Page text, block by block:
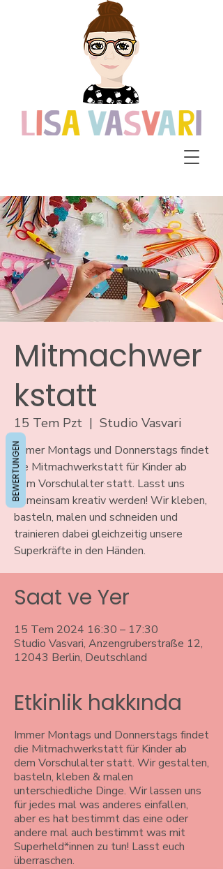
Mitmachwer
kstatt
15 Tem Pzt
  |
Studio Vasvari
Immer Montags und Donnerstags findet
die Mitmachwerkstatt für Kinder ab
dem Vorschulalter statt. Lasst uns
gemeinsam kreativ werden! Wir kleben,
basteln, malen und schneiden und
trainieren dabei gleichzeitig unsere
Superkräfte in den Händen.
Saat ve Yer
15 Tem 2024 16:30 – 17:30
Studio Vasvari, Anzengruberstraße 12,
12043 Berlin, Deutschland
Etkinlik hakkında
Immer Montags und Donnerstags findet
die Mitmachwerkstatt für Kinder ab
dem Vorschulalter statt. Wir gestalten,
basteln, kleben & malen
unterschiedliche Dinge. Wir lassen uns
für jedes mal was anderes einfallen,
aber es hat bestimmt das eine oder
andere mal auch bestimmt was mit
Superheld*innen zu tun! Lasst euch
überraschen.
BEWERTUNGEN